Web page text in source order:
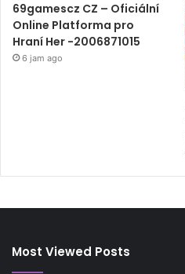
69gamescz CZ – Oficiální
Online Platforma pro
Hraní Her -2006871015
6 jam ago
Most Viewed Posts